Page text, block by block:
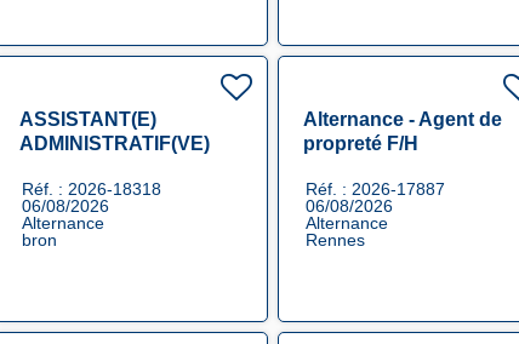
ASSISTANT(E)
ADMINISTRATIF(VE)
F/H
Réf. : 2026-18318
06/08/2026
Alternance
bron
Alternance - Agent de
propreté F/H
Réf. : 2026-17887
06/08/2026
Alternance
Rennes